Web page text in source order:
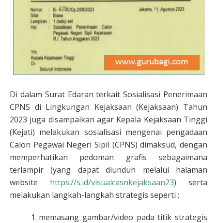
Di dalam Surat Edaran terkait Sosialisasi Penerimaan
CPNS di Lingkungan Kejaksaan (Kejaksaan) Tahun
2023 juga disampaikan agar Kepala Kejaksaan Tinggi
(Kejati) melakukan sosialisasi mengenai pengadaan
Calon Pegawai Negeri Sipil (CPNS) dimaksud, dengan
memperhatikan pedoman grafis sebagaimana
terlampir (yang dapat diunduh melalui halaman
website https://s.id/visualcasnkejaksaan23) serta
melakukan langkah-langkah strategis seperti :
memasang gambar/video pada titik strategis